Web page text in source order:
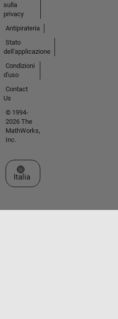
sulla
privacy
Antipirateria
Stato
dell'applicazione
Condizioni
d'uso
Contact
Us
© 1994-
2026 The
MathWorks,
Inc.
Seleziona un sito web
Italia